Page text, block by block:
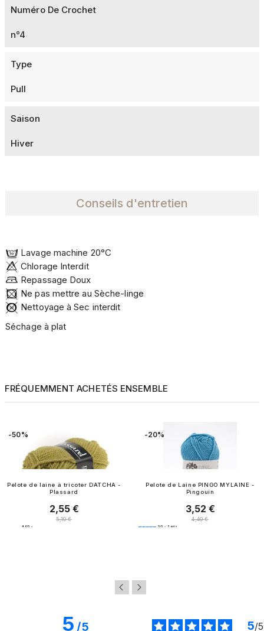
Numéro De Crochet
n°4
Type
Pull
Saison
Hiver
Conseils d'entretien
Lavage machine 20°C
Chlorage Interdit
Repassage Doux
Ne pas mettre au Sèche-linge
Nettoyage à Sec interdit
Séchage à plat
FRÉQUEMMENT ACHETÉS ENSEMBLE
-50%
Pelote de laine à tricoter DATCHA -
Plassard
Prix
2,55 €
Prix normal
5,10 €
4.6/5 -
-20%
Pelote de Laine PINGO MYLAINE -
Pingouin
Prix
3,52 €
Prix normal
4,40 €
5/5 - 3 avis
5/5 5/5